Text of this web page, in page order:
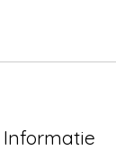
Informatie